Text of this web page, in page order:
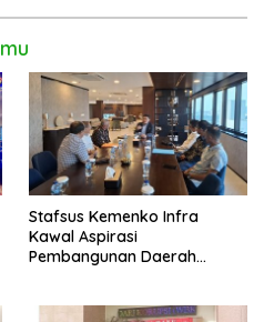
Stafsus Kemenko Infra
Kawal Aspirasi
Pembangunan Daerah